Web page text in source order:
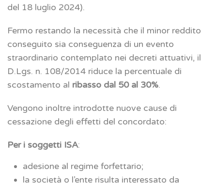
del 18 luglio 2024).
Fermo restando la necessità che il minor reddito
conseguito sia conseguenza di un evento
straordinario contemplato nei decreti attuativi, il
D.Lgs. n. 108/2014 riduce la percentuale di
scostamento al ribasso dal 50 al 30%.
Vengono inoltre introdotte nuove cause di
cessazione degli effetti del concordato:
Per i soggetti ISA:
adesione al regime forfettario;
la società o l’ente risulta interessato da